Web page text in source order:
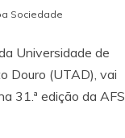
Sociedade
Universidade de
Douro (UTAD), vai
31.ª edição da AFS